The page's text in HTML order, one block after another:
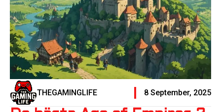
THEGAMINGLIFE 8 September, 2025